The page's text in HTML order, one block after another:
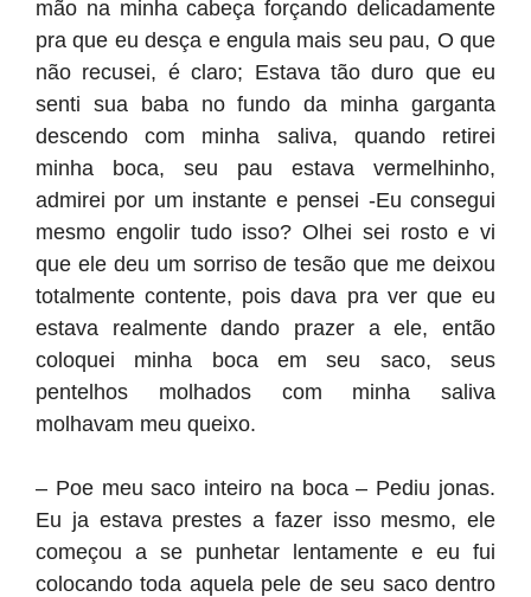
mão na minha cabeça forçando delicadamente
pra que eu desça e engula mais seu pau, O que
não recusei, é claro; Estava tão duro que eu
senti sua baba no fundo da minha garganta
descendo com minha saliva, quando retirei
minha boca, seu pau estava vermelhinho,
admirei por um instante e pensei -Eu consegui
mesmo engolir tudo isso? Olhei sei rosto e vi
que ele deu um sorriso de tesão que me deixou
totalmente contente, pois dava pra ver que eu
estava realmente dando prazer a ele, então
coloquei minha boca em seu saco, seus
pentelhos molhados com minha saliva
molhavam meu queixo.
– Poe meu saco inteiro na boca – Pediu jonas.
Eu ja estava prestes a fazer isso mesmo, ele
começou a se punhetar lentamente e eu fui
colocando toda aquela pele de seu saco dentro